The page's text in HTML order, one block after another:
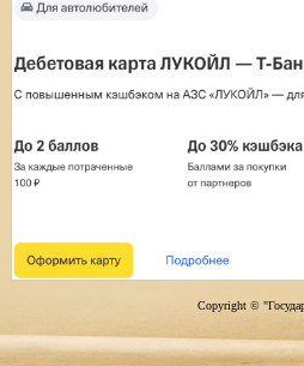
Copyright ©